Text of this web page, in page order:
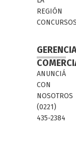
REGIÓN
ANUNCIÁ
CON
NOSOTROS
(0221)
435-2384